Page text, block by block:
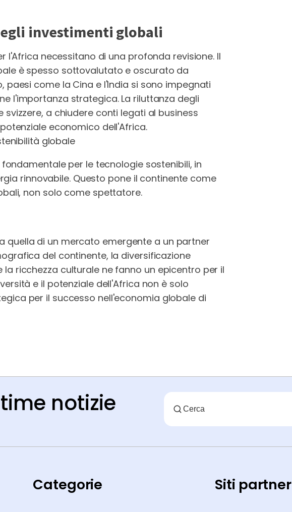
investimenti globali
l'Africa necessitano di una profonda revisione. Il
è spesso sottovalutato e oscurato da
come la Cina e l'India si sono impegnati
l'importanza strategica. La riluttanza degli
a chiudere conti legati al business
economico dell'Africa.
globale
per le tecnologie sostenibili, in
rinnovabile. Questo pone il continente come
non solo come spettatore.
quella di un mercato emergente a un partner
del continente, la diversificazione
ricchezza culturale ne fanno un epicentro per il
e il potenziale dell'Africa non è solo
per il successo nell'economia globale di
notizie
Categorie Siti partner